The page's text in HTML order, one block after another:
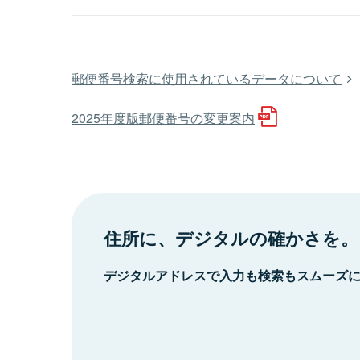
郵便番号検索に使用されているデータについて
2025年度版郵便番号の変更案内
住所に、デジタルの確かさを。
デジタルアドレスで入力も検索もスムーズ